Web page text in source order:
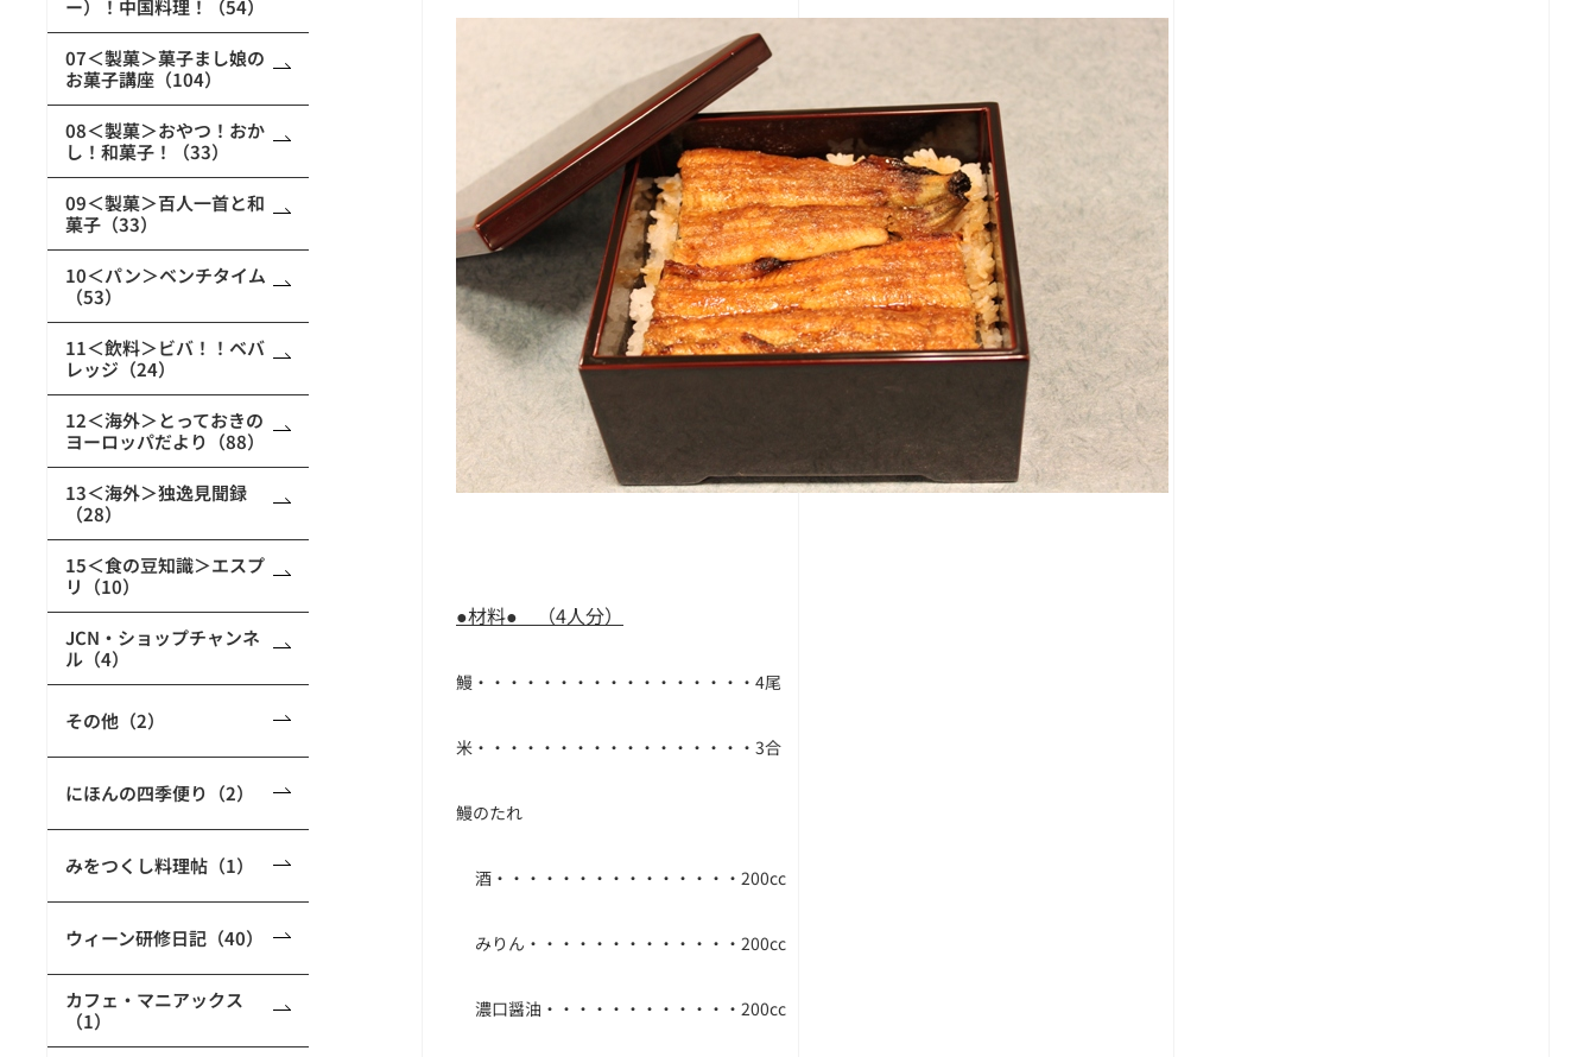
ー）！中国料理！（54）
07＜製菓＞菓子まし娘の
お菓子講座（104）
08＜製菓＞おやつ！おか
し！和菓子！（33）
09＜製菓＞百人一首と和
菓子（33）
10＜パン＞ベンチタイム
（53）
11＜飲料＞ビバ！！ベバ
レッジ（24）
12＜海外＞とっておきの
ヨーロッパだより（88）
13＜海外＞独逸見聞録
（28）
15＜食の豆知識＞エスプ
リ（10）
JCN・ショップチャンネ
ル（4）
その他（2）
にほんの四季便り（2）
みをつくし料理帖（1）
ウィーン研修日記（40）
カフェ・マニアックス
（1）
●材料● （4人分）
鰻・・・・・・・・・・・・・・・・・4尾
米・・・・・・・・・・・・・・・・・3合
鰻のたれ
酒・・・・・・・・・・・・・・・200cc
みりん・・・・・・・・・・・・・200cc
濃口醤油・・・・・・・・・・・・200cc